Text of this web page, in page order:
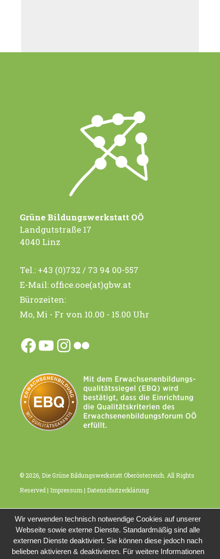
Grüne Bildungswerkstatt OÖ
Landgutstraße 17
4040 Linz
Tel.: +43 (0)732 / 73 94 00-557
E-Mail: office.ooe(at)gbw.at
Bürozeiten:
Mo, Mi - Fr von 10.00 - 15.00 Uhr
Facebook
YouTube
Instagram
Flickr
© 2026, Die Grüne Bildungswerkstatt Oberösterreich. All Rights
Reserved | Impressum | Datenschutzerklärung
Wir verwenden technisch notwendige Cookies auf unserer
Webseite sowie externe Dienste. Standardmäßig sind alle
externen Dienste deaktiviert. Sie können diese jedoch nach
belieben aktivieren & deaktivieren. Für weitere Informationen